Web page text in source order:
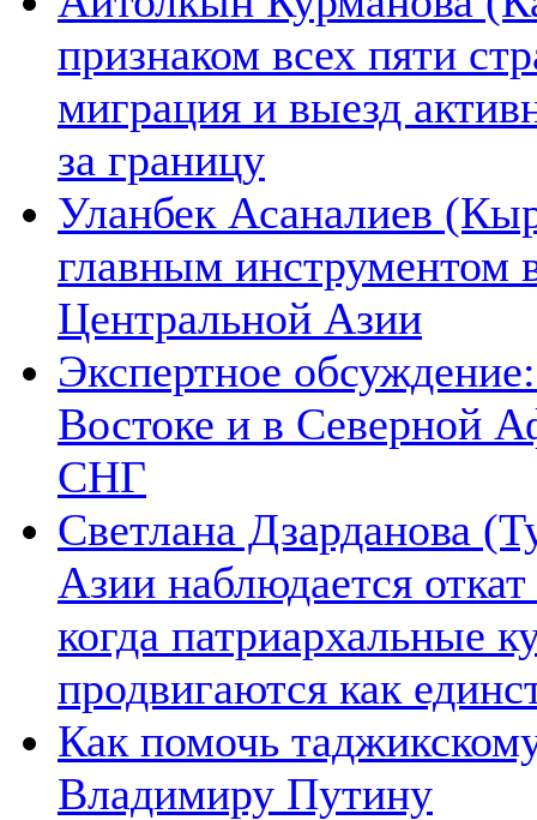
признаком всех пяти
миграция и выезд
за границу
Уланбек Асаналиев
главным инструментом
Центральной Азии
Экспертное
Востоке и в Северной
СНГ
Светлана Дзарданова
Азии наблюдается
когда патриархальные
продвигаются как
Как помочь
Владимиру Путину